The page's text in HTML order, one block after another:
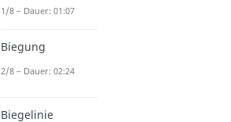
1/8 – Dauer: 01:07
Biegung
2/8 – Dauer: 02:24
Biegelinie